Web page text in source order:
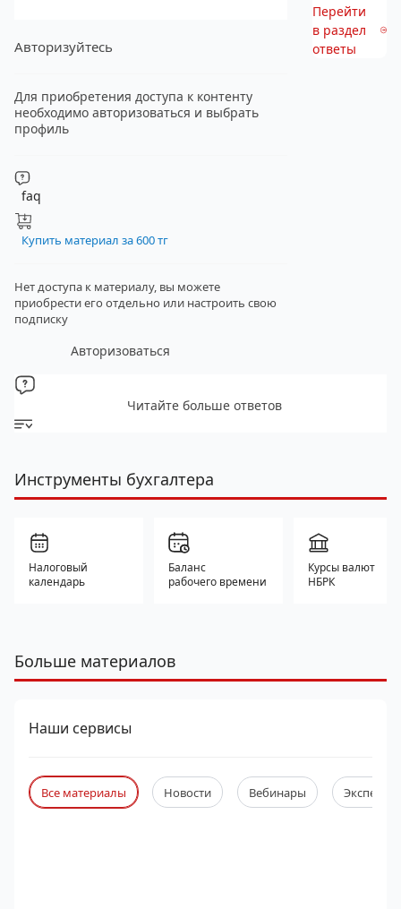
Авторизуйтесь
Для приобретения доступа к контенту
необходимо авторизоваться и выбрать
профиль
faq
Купить материал за 600 тг
Нет доступа к материалу, вы можете
приобрести его отдельно или настроить свою
подписку
Авторизоваться
Перейти
в раздел
ответы
Читайте больше ответов
Инструменты бухгалтера
Налоговый
календарь
Баланс
рабочего времени
Курсы валют
НБРК
Больше материалов
Наши сервисы
Все материалы Новости Вебинары